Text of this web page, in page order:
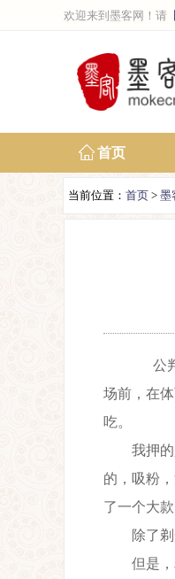
欢迎来到墨客网！请
首页
当前位置： 首页 > 墨
公判
场前，在
吃。
我押的是
的，吸粉
了一个大
除了剃光
但是，罪